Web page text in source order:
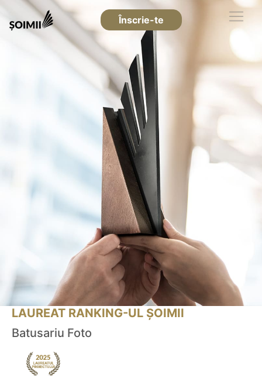
Înscrie-te
LAUREAT RANKING-UL ȘOIMII
Batusariu Foto